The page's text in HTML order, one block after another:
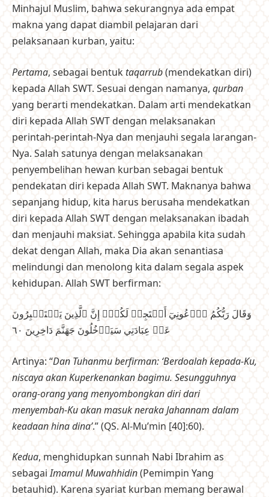
Minhajul Muslim, bahwa sekurangnya ada empat
makna yang dapat diambil pelajaran dari
pelaksanaan kurban, yaitu:
Pertama, sebagai bentuk taqarrub(mendekatkan diri)
kepada Allah SWT. Sesuai dengan namanya, qurban
yang berarti mendekatkan. Dalam arti mendekatkan
diri kepada Allah SWT dengan melaksanakan
perintah-perintah-Nya dan menjauhi segala larangan-
Nya. Salah satunya dengan melaksanakan
penyembelihan hewan kurban sebagai bentuk
pendekatan diri kepada Allah SWT. Maknanya bahwa
sepanjang hidup, kita harus berusaha mendekatkan
diri kepada Allah SWT dengan melaksanakan ibadah
dan menjauhi maksiat. Sehingga apabila kita sudah
dekat dengan Allah, maka Dia akan senantiasa
melindungi dan menolong kita dalam segala aspek
kehidupan. Allah SWT berfirman:
وَقَالَ رَبُّكُمُ ٱدۡعُونِيٓ أَسۡتَجِبۡ لَكُمۡۚ إِنَّ ٱلَّذِينَ يَسۡتَكۡبِرُونَ
عَنۡ عِبَادَتِي سَيَدۡخُلُونَ جَهَنَّمَ دَاخِرِينَ ٦٠
Artinya: “Dan Tuhanmu berfirman: ‘Berdoalah kepada-Ku,
niscaya akan Kuperkenankan bagimu. Sesungguhnya
orang-orang yang menyombongkan diri dari
menyembah-Ku akan masuk neraka Jahannam dalam
keadaan hina dina’.” (QS. Al-Mu’min [40]:60).
Kedua, menghidupkan sunnah Nabi Ibrahim as
sebagaiImamul Muwahhidin(Pemimpin Yang
betauhid). Karena syariat kurban memang berawal